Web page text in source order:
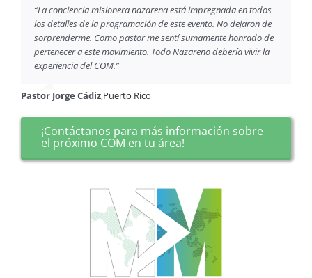
“La conciencia misionera nazarena está impregnada en todos
los detalles de la programación de este evento.No dejaron de
sorprenderme. Como pastor me sentí sumamente honrado de
pertenecer a este movimiento. Todo Nazareno debería vivir la
experiencia del COM.”
Pastor Jorge Cádiz,Puerto Rico
¡Contáctanos para más información sobre
el próximo COM en tu área!